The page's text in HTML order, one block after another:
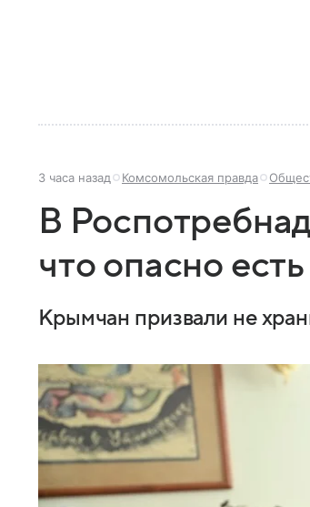
3 часа назад Комсомольская правда
В
что опасно
Крымчан призвали не